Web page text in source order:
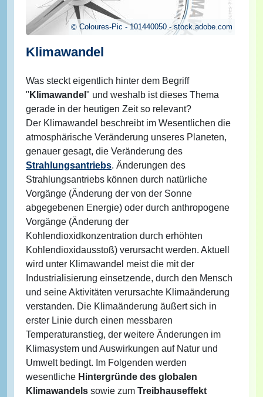
Coloures-Pic - 101440050 - stock.adobe.com
Klimawandel
Was steckt eigentlich hinter dem Begriff
" Klimawandel " und weshalb ist dieses Thema
gerade in der heutigen Zeit so relevant?
Der Klimawandel beschreibt im Wesentlichen die
atmosphärische Veränderung unseres Planeten,
genauer gesagt, die Veränderung des
Strahlungsantriebs. Änderungen des
Strahlungsantriebs können durch natürliche
Vorgänge (Änderung der von der Sonne
abgegebenen Energie) oder durch anthropogene
Vorgänge (Änderung der
Kohlendioxidkonzentration durch erhöhten
Kohlendioxidausstoß) verursacht werden. Aktuell
wird unter Klimawandel meist die mit der
Industrialisierung einsetzende, durch den Mensch
und seine Aktivitäten verursachte Klimaänderung
verstanden. Die Klimaänderung äußert sich in
erster Linie durch einen messbaren
Temperaturanstieg, der weitere Änderungen im
Klimasystem und Auswirkungen auf Natur und
Umwelt bedingt. Im Folgenden werden
wesentliche Hintergründe des globalen
Klimawandels sowie zum Treibhauseffekt